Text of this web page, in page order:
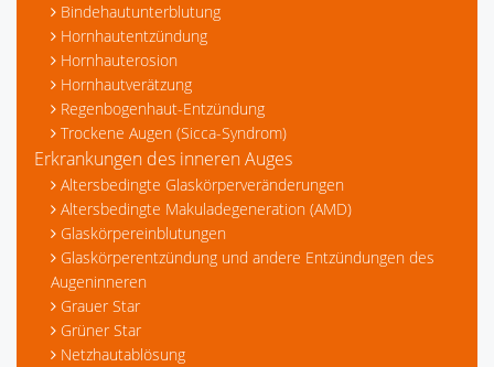
Bindehautunterblutung
Hornhautentzündung
Hornhauterosion
Hornhautverätzung
Regenbogenhaut-Entzündung
Trockene Augen (Sicca-Syndrom)
Erkrankungen des inneren Auges
Altersbedingte Glaskörperveränderungen
Altersbedingte Makuladegeneration (AMD)
Glaskörpereinblutungen
Glaskörperentzündung und andere Entzündungen des
Augeninneren
Grauer Star
Grüner Star
Netzhautablösung